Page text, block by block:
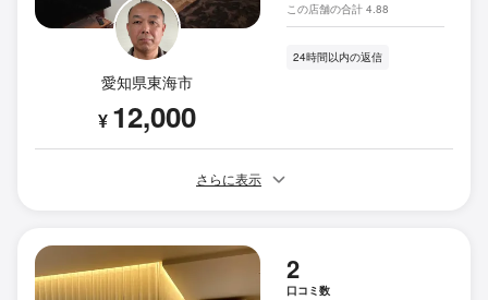
愛知県東海市
¥ 12,000
この店舗の合計 4.88
24時間以内の返信
さらに表示
2
口コミ数